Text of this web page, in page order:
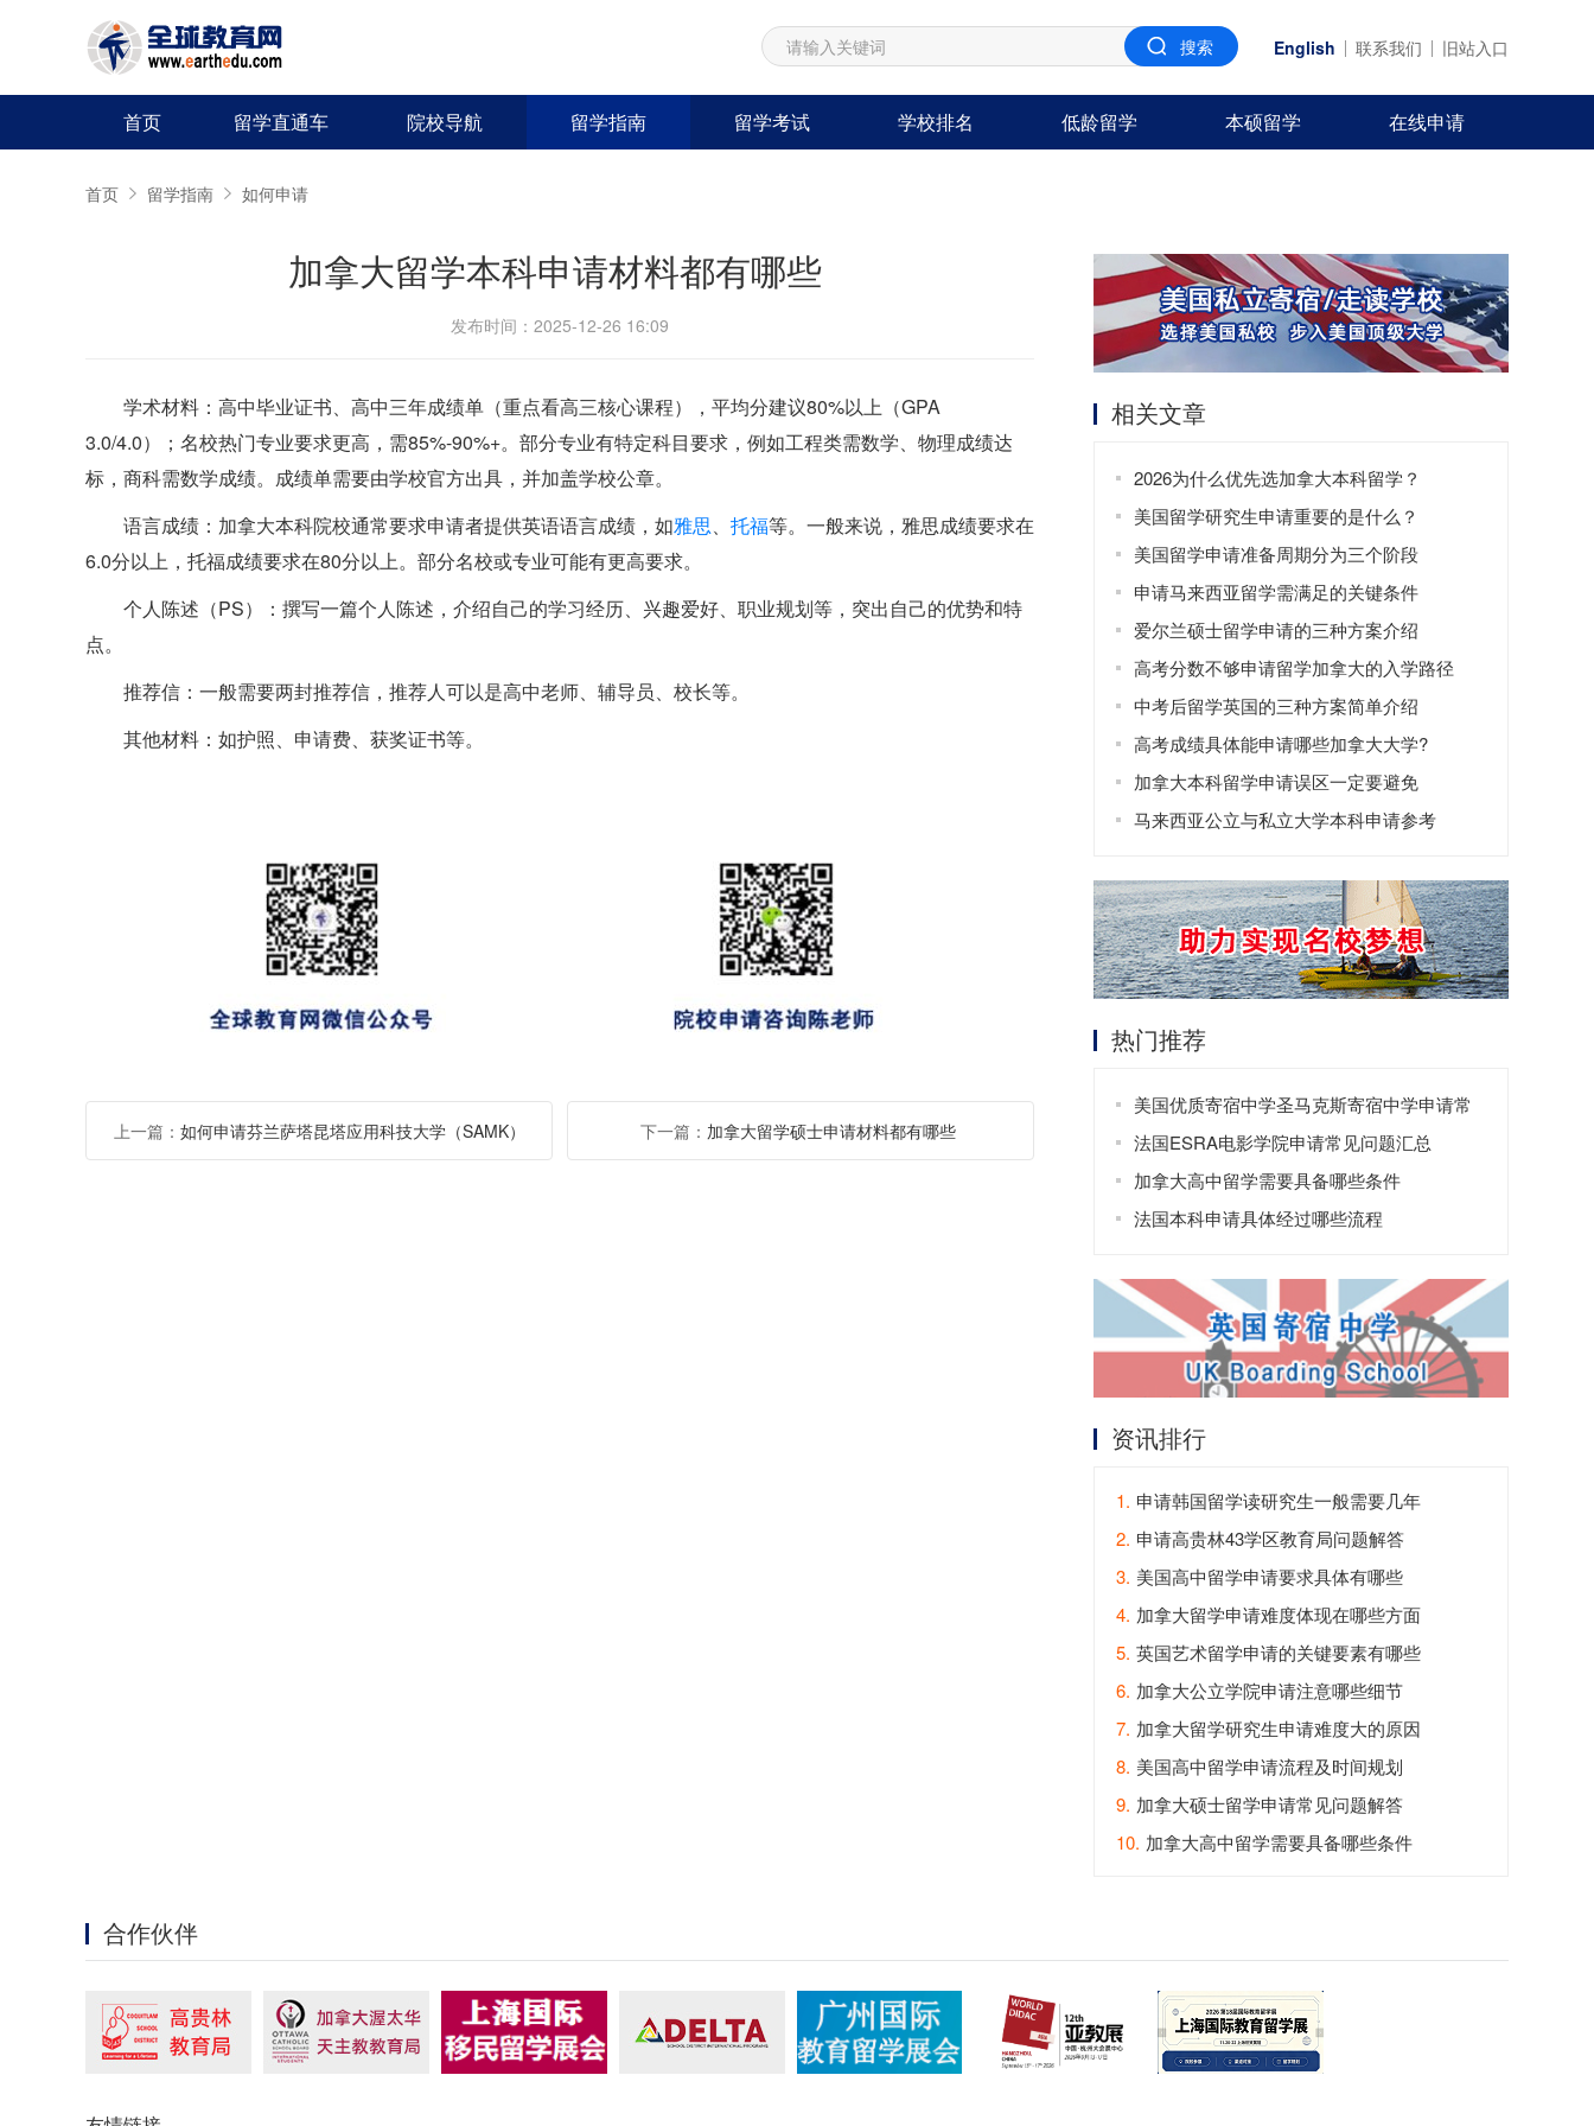
English 联系我们 旧站入口
首页 留学直通车 院校导航 留学指南 留学考试 学校排名 低龄留学 本硕留学 在线申请
首页 留学指南 如何申请
加拿大留学本科申请材料都有哪些
发布时间：2025-12-26 16:09
学术材料：高中毕业证书、高中三年成绩单（重点看高三核心课程），平均分建议80%以上（GPA
3.0/4.0）；名校热门专业要求更高，需85%-90%+。部分专业有特定科目要求，例如工程类需数学、物理成绩达
标，商科需数学成绩。成绩单需要由学校官方出具，并加盖学校公章。
语言成绩：加拿大本科院校通常要求申请者提供英语语言成绩，如雅思、 托福等。一般来说，雅思成绩要求在
6.0分以上，托福成绩要求在80分以上。部分名校或专业可能有更高要求。
个人陈述（PS）：撰写一篇个人陈述，介绍自己的学习经历、兴趣爱好、职业规划等，突出自己的优势和特
点。
推荐信：一般需要两封推荐信，推荐人可以是高中老师、辅导员、校长等。
其他材料：如护照、申请费、获奖证书等。
上一篇： 如何申请芬兰萨塔昆塔应用科技大学（SAMK） 下一篇： 加拿大留学硕士申请材料都有哪些
相关文章
2026为什么优先选加拿大本科留学？
美国留学研究生申请重要的是什么？
美国留学申请准备周期分为三个阶段
申请马来西亚留学需满足的关键条件
爱尔兰硕士留学申请的三种方案介绍
高考分数不够申请留学加拿大的入学路径
中考后留学英国的三种方案简单介绍
高考成绩具体能申请哪些加拿大大学?
加拿大本科留学申请误区一定要避免
马来西亚公立与私立大学本科申请参考
热门推荐
美国优质寄宿中学圣马克斯寄宿中学申请常
见问题
法国ESRA电影学院申请常见问题汇总
加拿大高中留学需要具备哪些条件
法国本科申请具体经过哪些流程
资讯排行
1. 申请韩国留学读研究生一般需要几年
2. 申请高贵林43学区教育局问题解答
3. 美国高中留学申请要求具体有哪些
4. 加拿大留学申请难度体现在哪些方面
5. 英国艺术留学申请的关键要素有哪些
6. 加拿大公立学院申请注意哪些细节
7. 加拿大留学研究生申请难度大的原因
8. 美国高中留学申请流程及时间规划
9. 加拿大硕士留学申请常见问题解答
10. 加拿大高中留学需要具备哪些条件
合作伙伴